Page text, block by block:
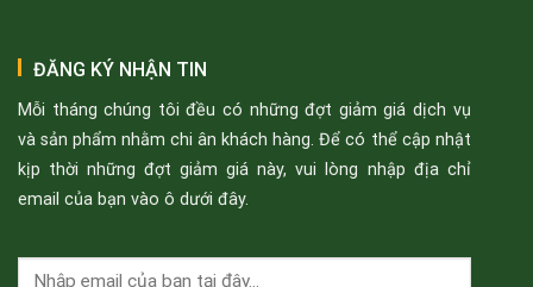
ĐĂNG KÝ NHẬN TIN
Mỗi tháng chúng tôi đều có những đợt giảm giá dịch vụ
và sản phẩm nhằm chi ân khách hàng. Để có thể cập nhật
kịp thời những đợt giảm giá này, vui lòng nhập địa chỉ
email của bạn vào ô dưới đây.